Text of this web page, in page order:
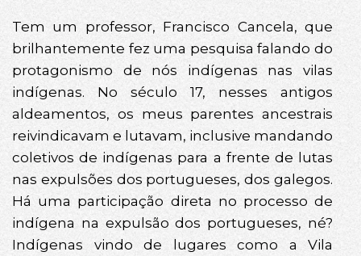
Tem um professor, Francisco Cancela, que
brilhantemente fez uma pesquisa falando do
protagonismo de nós indígenas nas vilas
indígenas. No século 17, nesses antigos
aldeamentos, os meus parentes ancestrais
reivindicavam e lutavam, inclusive mandando
coletivos de indígenas para a frente de lutas
nas expulsões dos portugueses, dos galegos.
Há uma participação direta no processo de
indígena na expulsão dos portugueses, né?
Indígenas vindo de lugares como a Vila